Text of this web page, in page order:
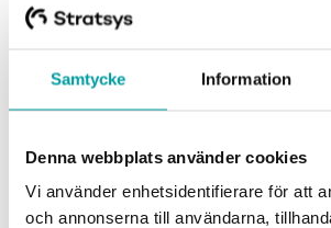
Samtycke Information
Denna webbplats använder cookies
Vi använder enhetsidentifierare för att
och annonserna till användarna,